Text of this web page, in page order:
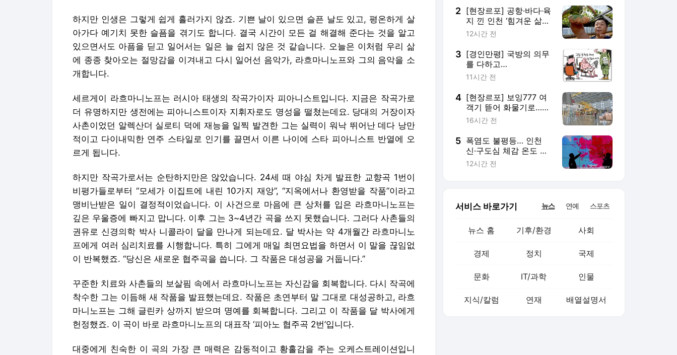
하지만 인생은 그렇게 쉽게 흘러가지 않죠. 기쁜 날이 있으면 슬픈 날도 있고, 평온하게 살
아가다 예기치 못한 슬픔을 겪기도 합니다. 결국 시간이 모든 걸 해결해 준다는 것을 알고
있으면서도 아픔을 딛고 일어서는 일은 늘 쉽지 않은 것 같습니다. 오늘은 이처럼 우리 삶
에 종종 찾아오는 절망감을 이겨내고 다시 일어선 음악가, 라흐마니노프와 그의 음악을 소
개합니다.
세르게이 라흐마니노프는 러시아 태생의 작곡가이자 피아니스트입니다. 지금은 작곡가로
더 유명하지만 생전에는 피아니스트이자 지휘자로도 명성을 떨쳤는데요. 당대의 거장이자
사촌이었던 알렉산더 실로티 덕에 재능을 일찍 발견한 그는 실력이 워낙 뛰어난 데다 낭만
적이고 다이내믹한 연주 스타일로 인기를 끌면서 이른 나이에 스타 피아니스트 반열에 오
르게 됩니다.
하지만 작곡가로서는 순탄하지만은 않았습니다. 24세 때 야심 차게 발표한 교향곡 1번이
비평가들로부터 “모세가 이집트에 내린 10가지 재앙”, “지옥에서나 환영받을 작품”이라고
맹비난받은 일이 결정적이었습니다. 이 사건으로 마음에 큰 상처를 입은 라흐마니노프는
깊은 우울증에 빠지고 맙니다. 이후 그는 3~4년간 곡을 쓰지 못했습니다. 그러다 사촌들의
권유로 신경의학 박사 니콜라이 달을 만나게 되는데요. 달 박사는 약 4개월간 라흐마니노
프에게 여러 심리치료를 시행합니다. 특히 그에게 매일 최면요법을 하면서 이 말을 끊임없
이 반복했죠. “당신은 새로운 협주곡을 씁니다. 그 작품은 대성공을 거둡니다.”
꾸준한 치료와 사촌들의 보살핌 속에서 라흐마니노프는 자신감을 회복합니다. 다시 작곡에
착수한 그는 이듬해 새 작품을 발표했는데요. 작품은 초연부터 말 그대로 대성공하고, 라흐
마니노프는 그해 글린카 상까지 받으며 명예를 회복합니다. 그리고 이 작품을 달 박사에게
헌정했죠. 이 곡이 바로 라흐마니노프의 대표작 ‘피아노 협주곡 2번’입니다.
대중에게 친숙한 이 곡의 가장 큰 매력은 감동적이고 황홀감을 주는 오케스트레이션입니
2 [현장르포] 공항·바다·육
지 낀 인천 ‘힘겨운 삶의
현장’
12시간 전
3 [경인만평] 국방의 의무
를 다하고…
11시간 전
4 [현장르포] 보잉777 여
객기 뜯어 화물기로…
인천공항서 국내 첫 대
16시간 전
5 폭염도 불평등… 인천
신·구도심 체감 온도 다
르다
12시간 전
서비스 바로가기 뉴스 연예 스포츠
뉴스 홈 기후/환경 사회
경제 정치 국제
문화 IT/과학 인물
지식/칼럼 연재 배열설명서